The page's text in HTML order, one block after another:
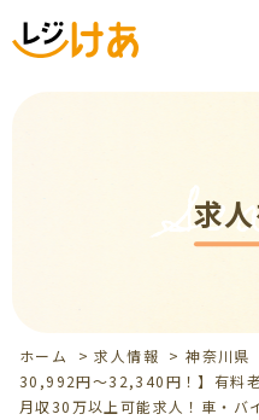
求
ホーム >求人情報 >神奈川県
30,992円～32,340円！】有料
月収30万以上可能求人！車・バ